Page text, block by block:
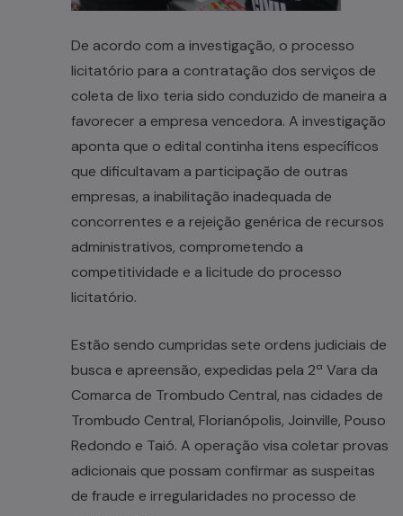
De acordo com a investigação, o processo
licitatório para a contratação dos serviços de
coleta de lixo teria sido conduzido de maneira a
favorecer a empresa vencedora. A investigação
aponta que o edital continha itens específicos
que dificultavam a participação de outras
empresas, a inabilitação inadequada de
concorrentes e a rejeição genérica de recursos
administrativos, comprometendo a
competitividade e a licitude do processo
licitatório.
Estão sendo cumpridas sete ordens judiciais de
busca e apreensão, expedidas pela 2ª Vara da
Comarca de Trombudo Central, nas cidades de
Trombudo Central, Florianópolis, Joinville, Pouso
Redondo e Taió. A operação visa coletar provas
adicionais que possam confirmar as suspeitas
de fraude e irregularidades no processo de